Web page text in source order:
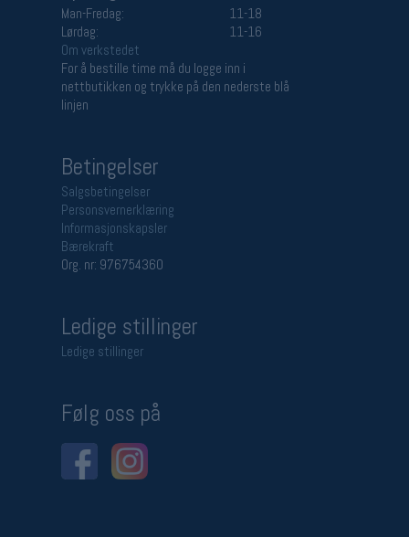
Man-Fredag:
11-18
Lørdag:
11-16
Om verkstedet
For å bestille time må du logge inn i
nettbutikken og trykke på den nederste blå
linjen
Betingelser
Salgsbetingelser
Personsvernerklæring
Informasjonskapsler
Bærekraft
Org. nr: 976754360
Ledige stillinger
Ledige stillinger
Følg oss på